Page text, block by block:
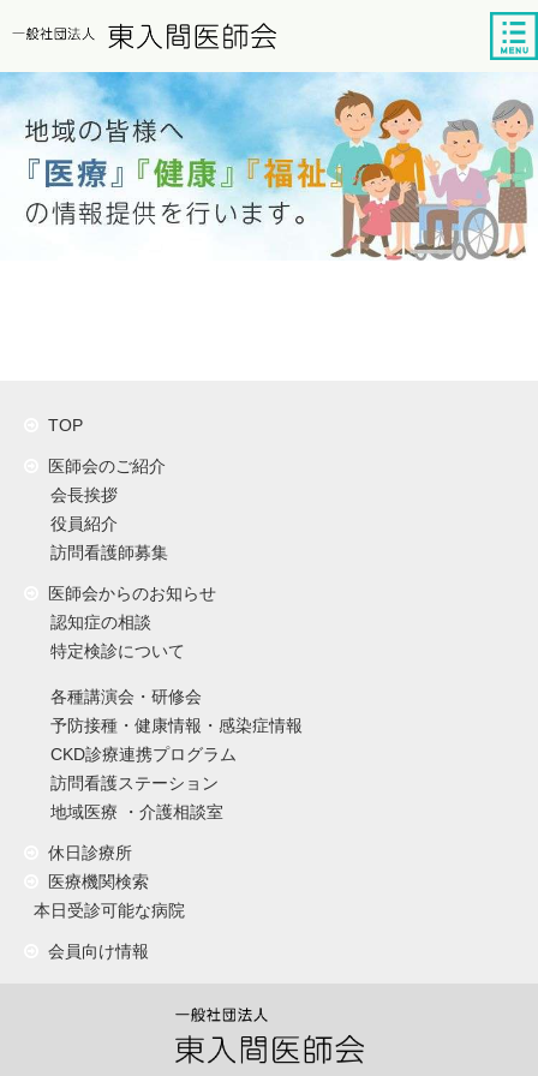
TOP
医師会のご紹介
会長挨拶
役員紹介
訪問看護師募集
医師会からのお知らせ
認知症の相談
特定検診について
各種講演会・研修会
予防接種・健康情報・感染症情報
CKD診療連携プログラム
訪問看護ステーション
地域医療 ・介護相談室
休日診療所
医療機関検索
本日受診可能な病院
会員向け情報